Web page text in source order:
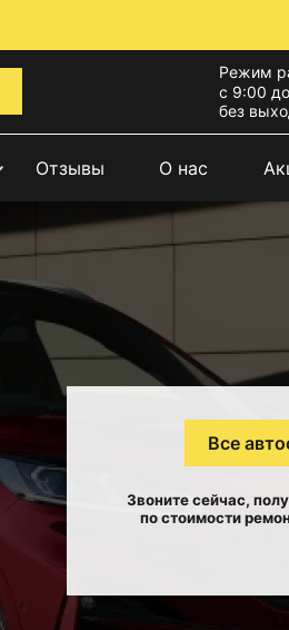
Режим
с 9:00
без
Отзывы О нас
Все
Звоните сейчас,
по стоимости